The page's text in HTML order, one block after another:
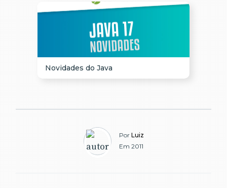
Novidades do Java
Por Luiz
Em 2011